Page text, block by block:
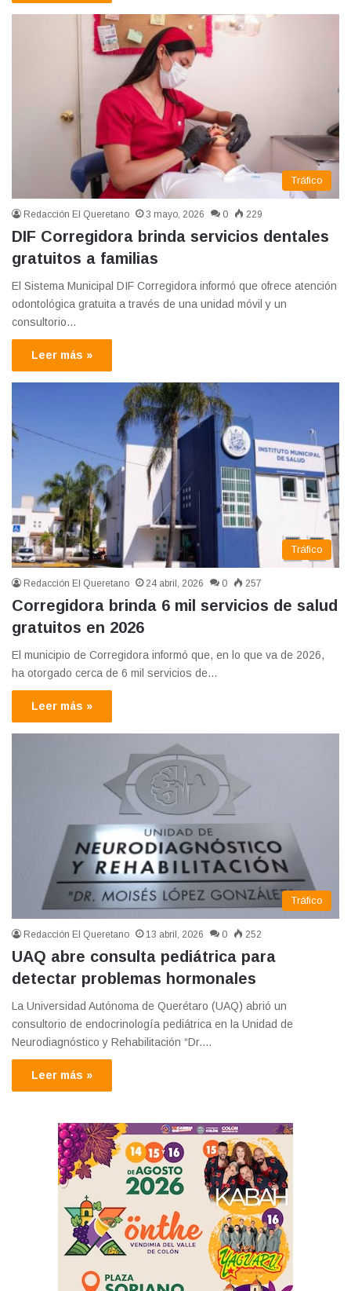
Tráfico
Redacción El Queretano 3 mayo, 2026 0 229
DIF Corregidora brinda servicios dentales
gratuitos a familias
El Sistema Municipal DIF Corregidora informó que ofrece atención
odontológica gratuita a través de una unidad móvil y un
consultorio…
Leer más »
Tráfico
Redacción El Queretano 24 abril, 2026 0 257
Corregidora brinda 6 mil servicios de salud
gratuitos en 2026
El municipio de Corregidora informó que, en lo que va de 2026,
ha otorgado cerca de 6 mil servicios de…
Leer más »
Tráfico
Redacción El Queretano 13 abril, 2026 0 252
UAQ abre consulta pediátrica para
detectar problemas hormonales
La Universidad Autónoma de Querétaro (UAQ) abrió un
consultorio de endocrinología pediátrica en la Unidad de
Neurodiagnóstico y Rehabilitación “Dr.…
Leer más »